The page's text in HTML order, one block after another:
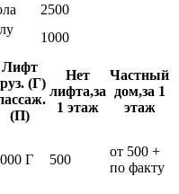
2500
1000
Лифт
(Г)
(П)
Нет
лифта,за
1 этаж
Частный
дом,за 1
этаж
Г 500
от 500 +
по факту